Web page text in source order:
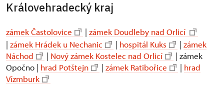
Královehradecký kraj
zámek Častolovice | zámek Doudleby nad Orlicí
| zámek Hrádek u Nechanic | hospitál Kuks | zámek
Náchod
| Nový zámek Kostelec nad Orlicí
| zámek
Opočno | hrad Potštejn | zámek Ratibořice | hrad
Vízmburk